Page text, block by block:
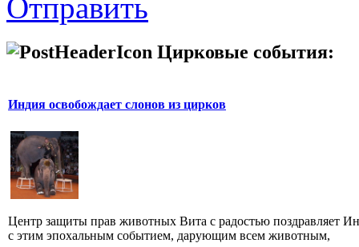
Отправить
Цирковые события:
Индия освобождает слонов из цирков
Центр защиты прав животных Вита с радостью поздравляет
с этим эпохальным событием, дарующим всем животным,